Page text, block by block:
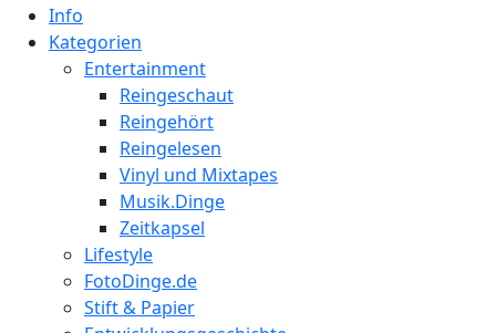
ZoomLab
//
Info
Kategorien
Entertainment
Reingeschaut
Reingehört
Reingelesen
Vinyl und Mixtapes
Musik.Dinge
Zeitkapsel
Lifestyle
FotoDinge.de
Stift & Papier